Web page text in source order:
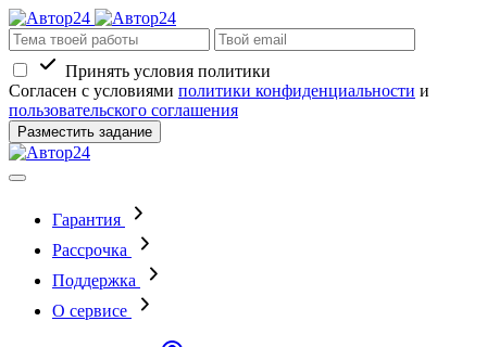
Принять условия политики
Согласен с условиями политики конфиденциальности и
пользовательского соглашения
Разместить задание
Гарантия
Рассрочка
Поддержка
О сервисе